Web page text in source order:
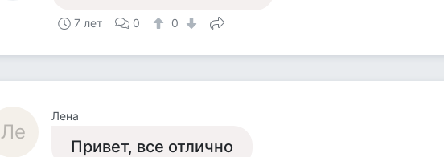
7 лет 0 0
Ле
Лена
Привет, все отлично